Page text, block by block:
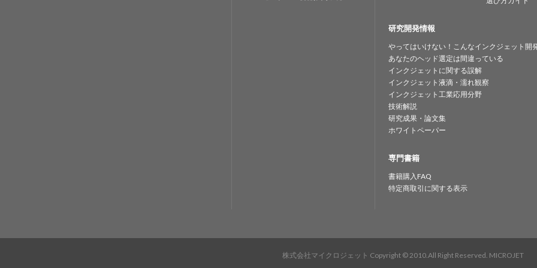
研究開発情報
やってはいけない！こんなインクジェット開
あなたのヘッド選定は間違っている
インクジェットに関する誤解
インクジェット液滴・濡れ観察
インクジェット工業応用分野
技術解説
研究成果・論文集
ホワイトペーパー
専門書籍
書籍購入FAQ
特定商取引に関する表示
株式会社マイクロジェット Copyright © 2010.All Right Reserved. MICROJET